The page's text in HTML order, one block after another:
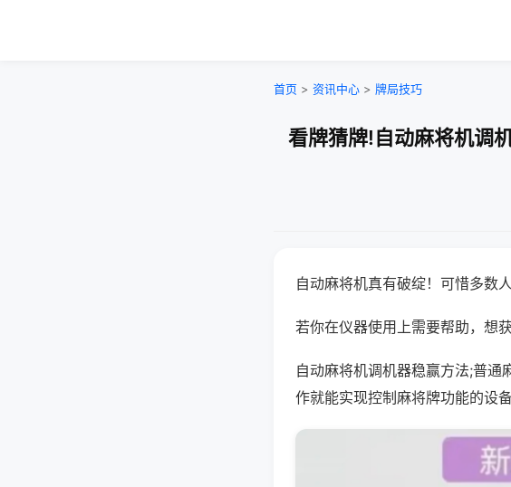
首页 > 资讯中心 > 牌局技巧
看牌猜牌!自动麻将机调
自动麻将机真有破绽！可惜多数
若你在仪器使用上需要帮助，想
自动麻将机调机器稳赢方法;普
作就能实现控制麻将牌功能的设备